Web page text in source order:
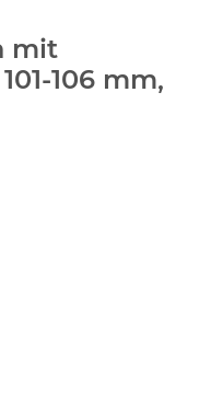
mit
106 mm,